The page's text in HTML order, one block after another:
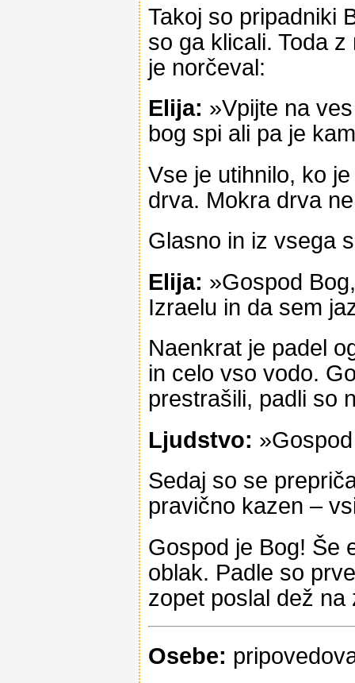
Takoj so pripadniki
so ga klicali. Toda
je norčeval:
Elija: »Vpijte na
bog spi ali pa je
Vse je utihnilo, ko
drva. Mokra drva
Glasno in iz vsega
Elija: »Gospod
Izraelu in da sem
Naenkrat je padel
in celo vso vodo.
prestrašili, padli so
Ljudstvo:
Sedaj so se
pravično kazen –
Gospod je Bog! Še
oblak. Padle so
zopet poslal dež na
Osebe: